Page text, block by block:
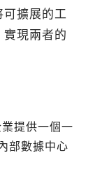
擴展的工
現兩者的
業提供一個一
部數據中心